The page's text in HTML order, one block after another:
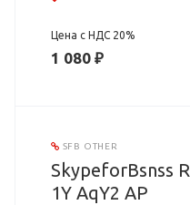
Цена с НДС 20%
1 080 ₽
SFB OTHER
SkypeforBsnss
1Y AqY2 AP